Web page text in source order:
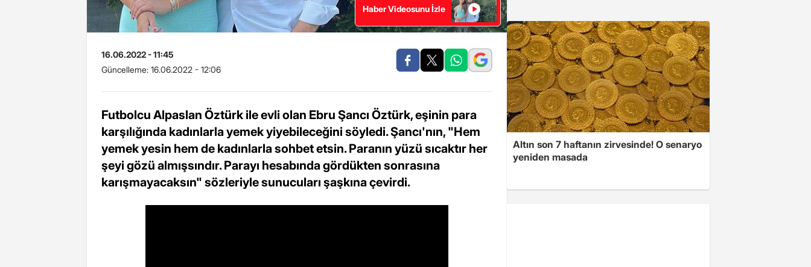
Haber Videosunu İzle
16.06.2022 - 11:45
Güncelleme: 16.06.2022 - 12:06
Futbolcu Alpaslan Öztürk ile evli olan Ebru Şancı Öztürk, eşinin para
karşılığında kadınlarla yemek yiyebileceğini söyledi. Şancı'nın, "Hem
yemek yesin hem de kadınlarla sohbet etsin. Paranın yüzü sıcaktır her
şeyi gözü almışsındır. Parayı hesabında gördükten sonrasına
karışmayacaksın" sözleriyle sunucuları şaşkına çevirdi.
Altın son 7 haftanın zirvesinde! O senaryo
yeniden masada